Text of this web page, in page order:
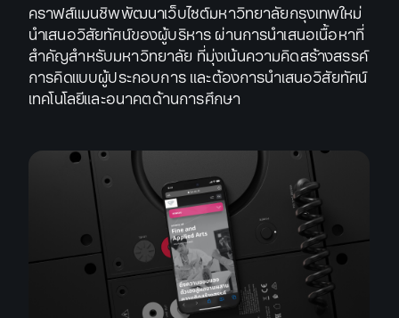
คราฟส์แมนชิพพัฒนาเว็บไซต์มหาวิทยาลัยกรุงเทพใหม่
นำเสนอวิสัยทัศน์ของผู้บริหาร ผ่านการนำเสนอเนื้อหาที่
สำคัญสำหรับมหาวิทยาลัย ที่มุ่งเน้นความคิดสร้างสรรค์
การคิดแบบผู้ประกอบการ และต้องการนำเสนอวิสัยทัศน์
เทคโนโลยีและอนาคตด้านการศึกษา